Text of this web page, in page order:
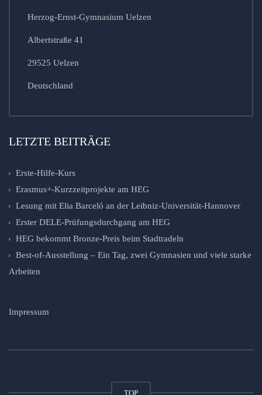
Herzog-Ernst-Gymnasium Uelzen
Albertstraße 41
29525 Uelzen
Deutschland
LETZTE BEITRÄGE
Erste-Hilfe-Kurs
Erasmus+-Kurzzeitprojekte am HEG
Lesung mit Elia Barceló an der Leibniz-Universität-Hannover
Erster DELE-Prüfungsdurchgang am HEG
HEG bekommt Bronze-Preis beim Stadtradeln
Best-of-Ausstellung – Ein Tag, zwei Gymnasien und viele starke
Arbeiten
Impressum
TOP